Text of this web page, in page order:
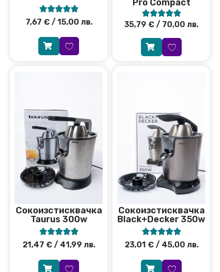

7,67 €/ 15,00 лв.
Pro Compact

35,79 € / 70,00 лв.
Сокоизстисквачка
Taurus 300w

21,47 €/ 41,99 лв.
Сокоизстисквачка
Black+Decker 350w

23,01 €/ 45,00 лв.